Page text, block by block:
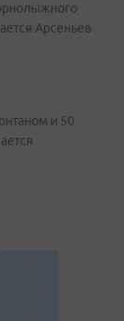
Арсеньев
и 50